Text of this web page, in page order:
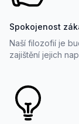
Spokojenost
Naší filozofií je
zajištění jejich